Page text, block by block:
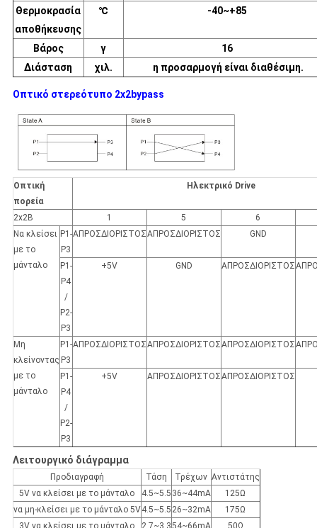
Θερμοκρασία
αποθήκευσης
℃ -40~+85
Βάρος γ
16
Διάσταση
χιλ. η προσαρμογή είναι διαθέσιμη.
Οπτικό στερεότυπο 2x2bypass
Οπτική
πορεία
Ηλεκτρικό Drive
2x2B 1 5
6
Να κλείσει
με το
μάνταλο
P1-
P3
ΑΠΡΟΣΔΙΟΡΙΣΤΟΣΑΠΡΟΣΔΙΟΡΙΣΤΟΣ GND
P1-
P4
/
P2-
P3
+5V GND ΑΠΡΟΣΔΙΟΡΙΣΤΟΣ
Μη
κλείνοντας
με το
μάνταλο
P1-
P3
ΑΠΡΟΣΔΙΟΡΙΣΤΟΣΑΠΡΟΣΔΙΟΡΙΣΤΟΣΑΠΡΟΣΔΙΟΡΙΣΤΟΣ
P1-
P4
/
P2-
P3
+5V ΑΠΡΟΣΔΙΟΡΙΣΤΟΣΑΠΡΟΣΔΙΟΡΙΣΤΟΣ
Λειτουργικό διάγραμμα
Προδιαγραφή Τάση Τρέχων Αντιστάτης
5V να κλείσει με το μάνταλο
4.5~5.5 36~44mA
125Ω
να μη-κλείσει με το μάνταλο 5V4.5~5.5 26~32mA
175Ω
3V να κλείσει με το μάνταλο
2.7~3.354~66mA
50Ω